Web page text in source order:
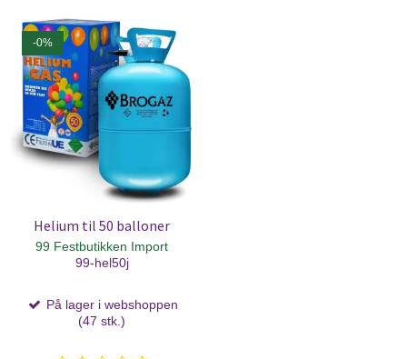
-0%
Helium til 50 balloner
99 Festbutikken Import
99-hel50j
På lager i webshoppen
(47 stk.)